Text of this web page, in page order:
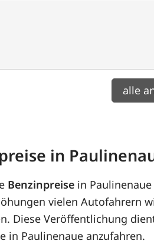
alle
in
Benzinpreise in
vielen Autofahrern
Diese Veröffentlichung
in Paulinenaue anzufahren.